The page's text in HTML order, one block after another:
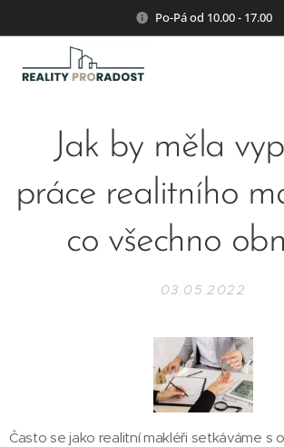
Po-Pá od 10.00 - 17.00
Jak by měla
práce realitního
co všechno
03.05.2022
Často se jako realitní makléři setkáváme s